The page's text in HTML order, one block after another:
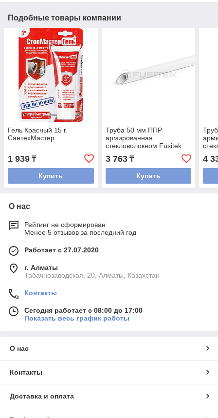
Подобные товары компании
Гель Красный 15 г.
СантехМастер
1 939 ₸
Купить
Труба 50 мм ППР
армированная
стекловолокном Fusitek
Faser (PN 20)
3 763₸
Купить
4
О нас
Рейтинг не сформирован
Менее 5 отзывов за последний год
Работает с 27.07.2020
г. Алматы
Табачнозаводская, 20, Алматы, Казахстан
Контакты
Сегодня работает с 08:00 до 17:00
Показать весь график работы
О нас
Контакты
Доставка и оплата